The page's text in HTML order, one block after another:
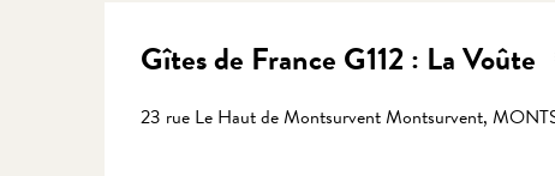
Gîtes de France G112 : La Voûte
23 rue Le Haut de Montsurvent Montsurvent,